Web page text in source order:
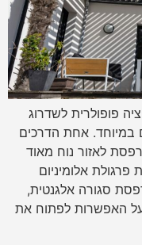
פופולרית לשדרוג
במיוחד. אחת הדרכים
לאזור נוח מאוד
אלומיניום
סגורה אלגנטית,
על האפשרות לפתוח את